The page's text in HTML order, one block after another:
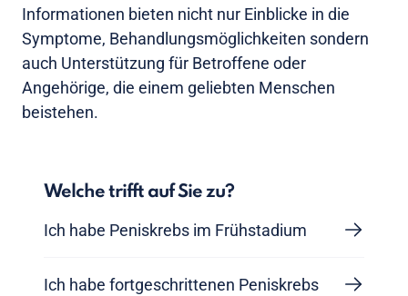
Informationen bieten nicht nur Einblicke in die
Symptome, Behandlungsmöglichkeiten sondern
auch Unterstützung für Betroffene oder
Angehörige, die einem geliebten Menschen
beistehen.
Welche trifft auf Sie zu?
Ich habe Peniskrebs im Frühstadium
Ich habe fortgeschrittenen Peniskrebs